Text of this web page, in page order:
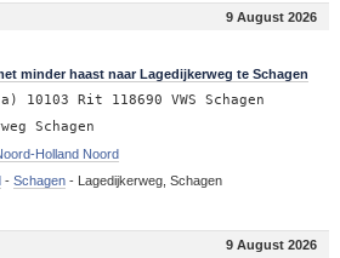
9 August 2026
minder haast naar Lagedijkerweg te Schagen
10103 Rit 118690 VWS Schagen
Schagen
Holland Noord
- Schagen- Lagedijkerweg, Schagen
9 August 2026